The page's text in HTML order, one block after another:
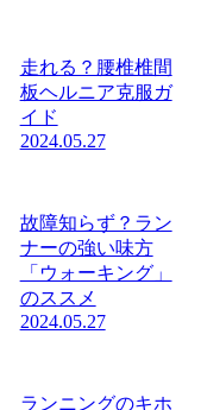
走れる？腰椎椎間
板ヘルニア克服ガ
イド
2024.05.27
故障知らず？ラン
ナーの強い味方
「ウォーキング」
のススメ
2024.05.27
ランニングのキホ